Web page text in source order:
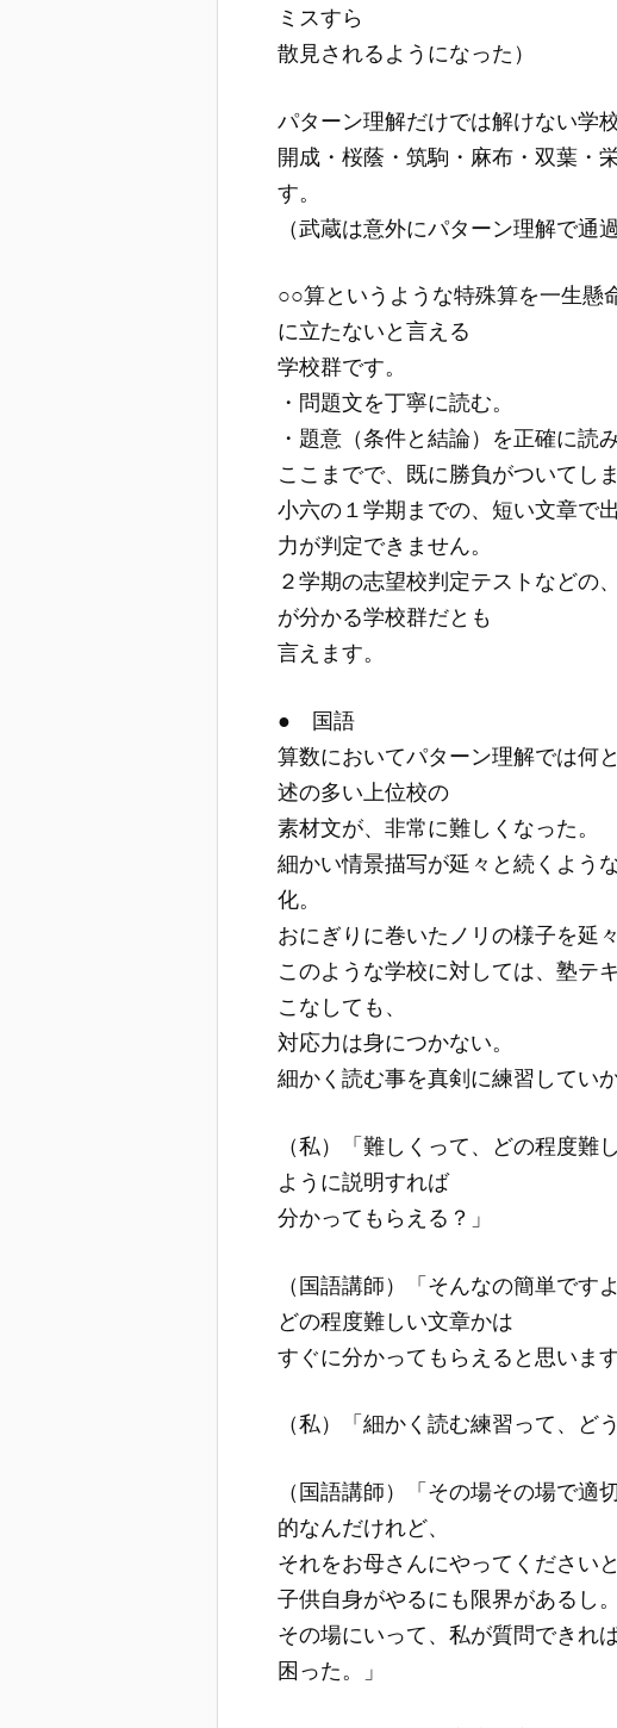
ミスすら
散見されるようになった）
パターン理解だけでは解けない学校
開成・桜蔭・筑駒・麻布・双葉
す。
（武蔵は意外にパターン理解で通
○○算というような特殊算を一生懸
に立たないと言える
学校群です。
・問題文を丁寧に読む。
・題意（条件と結論）を正確に読み
ここまでで、既に勝負がついてし
小六の１学期までの、短い文章で
力が判定できません。
２学期の志望校判定テストなどの
が分かる学校群だとも
言えます。
● 国語
算数においてパターン理解では何
述の多い上位校の
素材文が、非常に難しくなった。
細かい情景描写が延々と続くよう
化。
おにぎりに巻いたノリの様子を延
このような学校に対しては、塾テ
こなしても、
対応力は身につかない。
細かく読む事を真剣に練習してい
（私）「難しくって、どの程度
ように説明すれば
分かってもらえる？」
（国語講師）「そんなの簡単です
どの程度難しい文章かは
すぐに分かってもらえると思います
（私）「細かく読む練習って、ど
（国語講師）「その場その場で
的なんだけれど、
それをお母さんにやってください
子供自身がやるにも限界があるし。
その場にいって、私が質問できれ
困った。」